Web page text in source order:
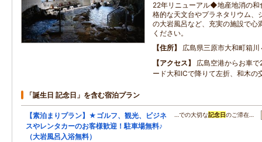
22年リニューアル◆地産地消の和
格的な天文台やプラネタリウム、
の大岩風呂など、充実の施設で心
ください。
住所
広島県三原市大和町箱
アクセス
広島空港からお車
ード大和ICで降りて左折、和木の
「誕生日 記念日」を含む宿泊プラン
【素泊まりプラン】★ゴルフ、観光、ビジネ
スやレンタカーのお客様歓迎！駐車場無料♪
（大岩風呂入浴無料）
…での大切な記念日のご滞在…